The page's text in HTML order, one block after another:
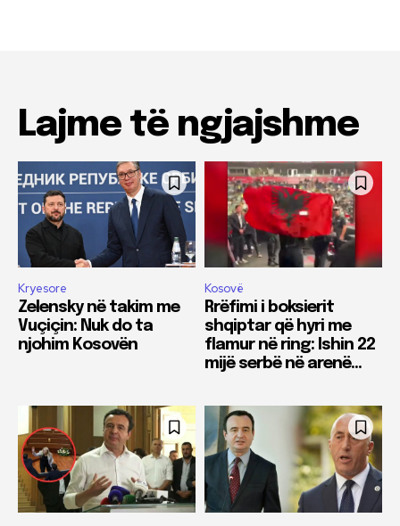
Lajme të ngjajshme
Kryesore
Zelensky në takim me
Vuçiçin: Nuk do ta
njohim Kosovën
Kosovë
Rrëfimi i boksierit
shqiptar që hyri me
flamur në ring: Ishin 22
mijë serbë në arenë…